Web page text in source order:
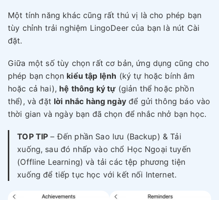
Một tính năng khác cũng rất thú vị là cho phép bạn
tùy chỉnh trải nghiệm LingoDeer của bạn là nút Cài
đặt.
Giữa một số tùy chọn rất cơ bản, ứng dụng cũng cho
phép bạn chọn kiểu tập lệnh (ký tự hoặc bính âm
hoặc cả hai), hệ thông ký tự(giản thể hoặc phồn
thể), và đặt lời nhắc hàng ngàyđể gửi thông báo vào
thời gian và ngày bạn đã chọn để nhắc nhở bạn học.
TOP TIP – Đến phần Sao lưu (Backup) & Tải
xuống, sau đó nhấp vào chổ Học Ngoại tuyến
(Offline Learning) và tải các tệp phương tiện
xuống để tiếp tục học với kết nối Internet.